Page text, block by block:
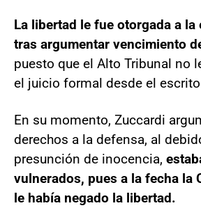
La libertad le fue otorgada a
tras argumentar vencimiento
puesto que el Alto Tribunal no
el juicio formal desde el
En su momento, Zuccardi
derechos a la defensa, al
presunción de inocencia,
vulnerados, pues a la fecha la
le había negado la libertad.